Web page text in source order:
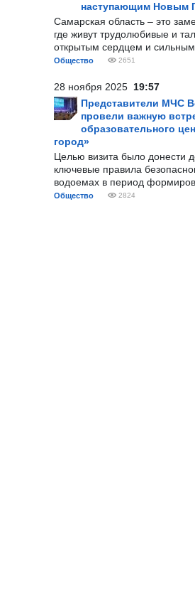
наступающим Новым
Самарская область – это
где живут трудолюбивые и
открытым сердцем и сильным
Общество 2651
28 ноября 2025 19:57
Представители МЧС
провели важную
образовательного
город»
Целью визита было донести
ключевые правила
водоемах в период
Общество 2824